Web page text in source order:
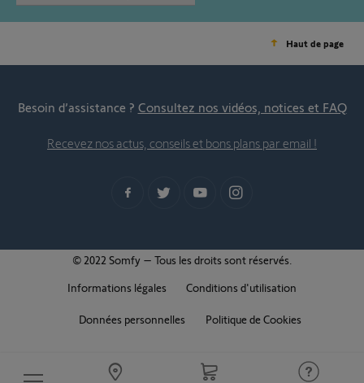
Haut de page
Besoin d’assistance ? Consultez nos vidéos, notices et FAQ
Recevez nos actus, conseils et bons plans par email !
© 2022 Somfy – Tous les droits sont réservés.
Informations légales
Conditions d'utilisation
Données personnelles Politique de Cookies